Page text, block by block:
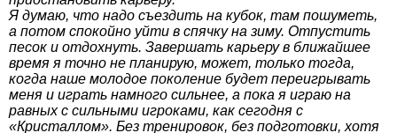
Я думаю, что надо съездить на кубок, там пошуметь,
а потом спокойно уйти в спячку на зиму. Отпустить
песок и отдохнуть. Завершать карьеру в ближайшее
время я точно не планирую, может, только тогда,
когда наше молодое поколение будет переигрывать
меня и играть намного сильнее, а пока я играю на
равных с сильными игроками, как сегодня с
«Кристаллом». Без тренировок, без подготовки, хотя